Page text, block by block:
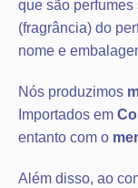
que são
(fragrância) do
nome e
Nós produzimos
Importados em
entanto com o
Além disso, ao